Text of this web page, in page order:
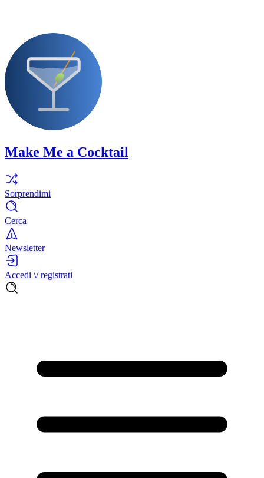
Make Me a Cocktail
Sorprendimi
Cerca
Newsletter
Accedi \/ registrati